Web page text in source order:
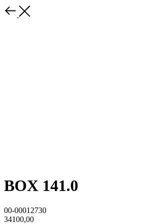
BOX 141.0
00-00012730
34100,00